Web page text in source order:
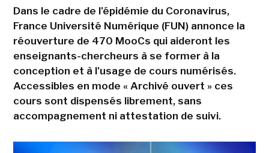
Dans le cadre de l'épidémie du Coronavirus,
France Université Numérique (FUN) annonce la
réouverture de 470 MooCs qui aideront les
enseignants-chercheurs à se former à la
conception et à l'usage de cours numérisés.
Accessibles en mode « Archivé ouvert » ces
cours sont dispensés librement, sans
accompagnement ni attestation de suivi.